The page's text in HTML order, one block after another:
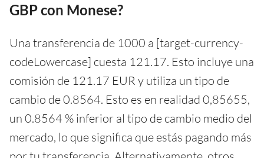
GBP con Monese?
Una transferencia de 1000 a [target-currency-
codeLowercase] cuesta 121.17. Esto incluye una
comisión de 121.17 EUR y utiliza un tipo de
cambio de 0.8564. Esto es en realidad 0,85655,
un 0.8564 % inferior al tipo de cambio medio del
mercado, lo que significa que estás pagando más